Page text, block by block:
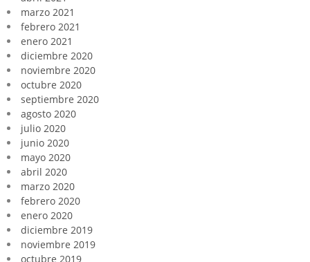
marzo 2021
febrero 2021
enero 2021
diciembre 2020
noviembre 2020
octubre 2020
septiembre 2020
agosto 2020
julio 2020
junio 2020
mayo 2020
abril 2020
marzo 2020
febrero 2020
enero 2020
diciembre 2019
noviembre 2019
octubre 2019